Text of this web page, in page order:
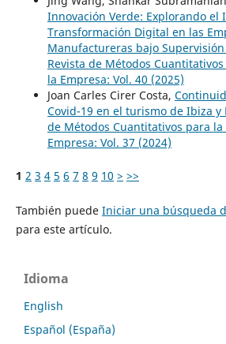
Innovación Verde: Explorando el
Transformación Digital en las
Manufactureras bajo
Revista de Métodos
la Empresa: Vol. 40 (2025)
Joan Carles Cirer Costa,
Covid-19 en el turismo de Ibiza y
de Métodos Cuantitativos para la
Empresa: Vol. 37 (2024)
1 2 3 4 5 6 7 8 9 10 > >>
También puede Iniciar una búsqueda
para este artículo.
Idioma
English
Español (España)